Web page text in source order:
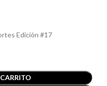
Edición #17